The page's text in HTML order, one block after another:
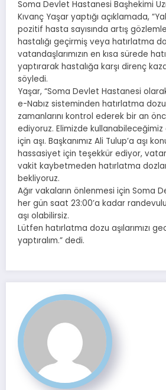
Soma Devlet Hastanesi Başhekimi
Kıvanç Yaşar yaptığı açıklamada,
pozitif hasta sayısında artış
hastalığı geçirmiş veya hatırlatma
vatandaşlarımızın en kısa sürede
yaptırarak hastalığa karşı direnç
söyledi.
Yaşar, “Soma Devlet Hastanesi
e-Nabız sisteminden hatırlatma dozu
zamanlarını kontrol ederek bir an
ediyoruz. Elimizde kullanabileceğimiz
için aşı. Başkanımız Ali Tulup’a aşı
hassasiyet için teşekkür ediyor,
vakit kaybetmeden hatırlatma
bekliyoruz.
Ağır vakaların önlenmesi için Soma
her gün saat 23:00’a kadar
aşı olabilirsiz.
Lütfen hatırlatma dozu aşılarımızı
yaptıralım.” dedi.